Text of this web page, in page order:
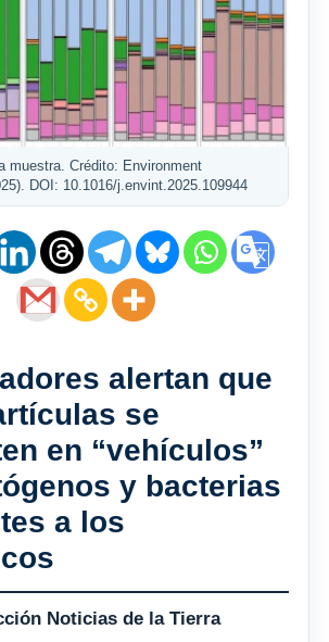
muestra. Crédito: Environment
DOI: 10.1016/j.envint.2025.109944
alertan que
se
en “vehículos”
y bacterias
a los
Noticias de la Tierra